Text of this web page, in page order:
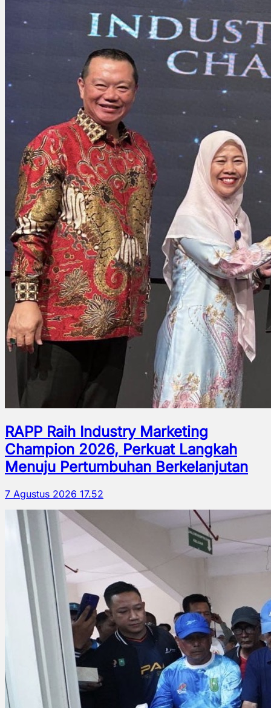
RAPP Raih Industry Marketing
Champion 2026, Perkuat Langkah
Menuju Pertumbuhan Berkelanjutan
7 Agustus 2026 17.52